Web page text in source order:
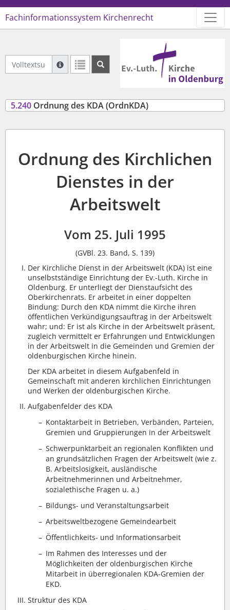
Fachinformationssystem Kirchenrecht
Volltextsuche Geltendes RechtSuche mit Platzhalter "*", Bsp. Pfarrer*, findet
Weitere Suchoperatoren finden Sie in unserer Hilfe.
Logo Ev.-Luth. Kirche in
5.240 Ordnung des KDA (OrdnKDA)
Ordnung des Kirchlichen
Dienstes in der
Arbeitswelt
Vom 25. Juli 1995
(GVBl. 23. Band, S. 139)
Der Kirchliche Dienst in der Arbeitswelt (KDA) ist eine
unselbstständige Einrichtung der Ev.-Luth. Kirche in
Oldenburg. Er unterliegt der Dienstaufsicht des
Oberkirchenrats. Er arbeitet in einer doppelten
Bindung: Durch den KDA nimmt die Kirche ihren
öffentlichen Verkündigungsauftrag in der Arbeitswelt
wahr; und: Er ist als Kirche in der Arbeitswelt präsent,
zugleich vermittelt er Erfahrungen und Entwicklungen
in der Arbeitswelt in die Gemeinden und Gremien der
oldenburgischen Kirche hinein.
Der KDA arbeitet in diesem Aufgabenfeld in
Gemeinschaft mit anderen kirchlichen Einrichtungen
und Werken der oldenburgischen Kirche.
Aufgabenfelder des KDA
– Kontaktarbeit in Betrieben, Verbänden, Parteien,
Gremien und Gruppierungen in der Arbeitswelt
– Schwerpunktarbeit an regionalen Konflikten und
an grundsätzlichen Fragen der Arbeitswelt (wie z.
B. Arbeitslosigkeit, ausländische
Arbeitnehmerinnen und Arbeitnehmer,
sozialethische Fragen u. a.)
– Bildungs- und Veranstaltungsarbeit
– Arbeitsweltbezogene Gemeindearbeit
– Öffentlichkeits- und Informationsarbeit
– Im Rahmen des Interesses und der
Möglichkeiten der oldenburgischen Kirche
Mitarbeit in überregionalen KDA-Gremien der
EKD.
Struktur des KDA